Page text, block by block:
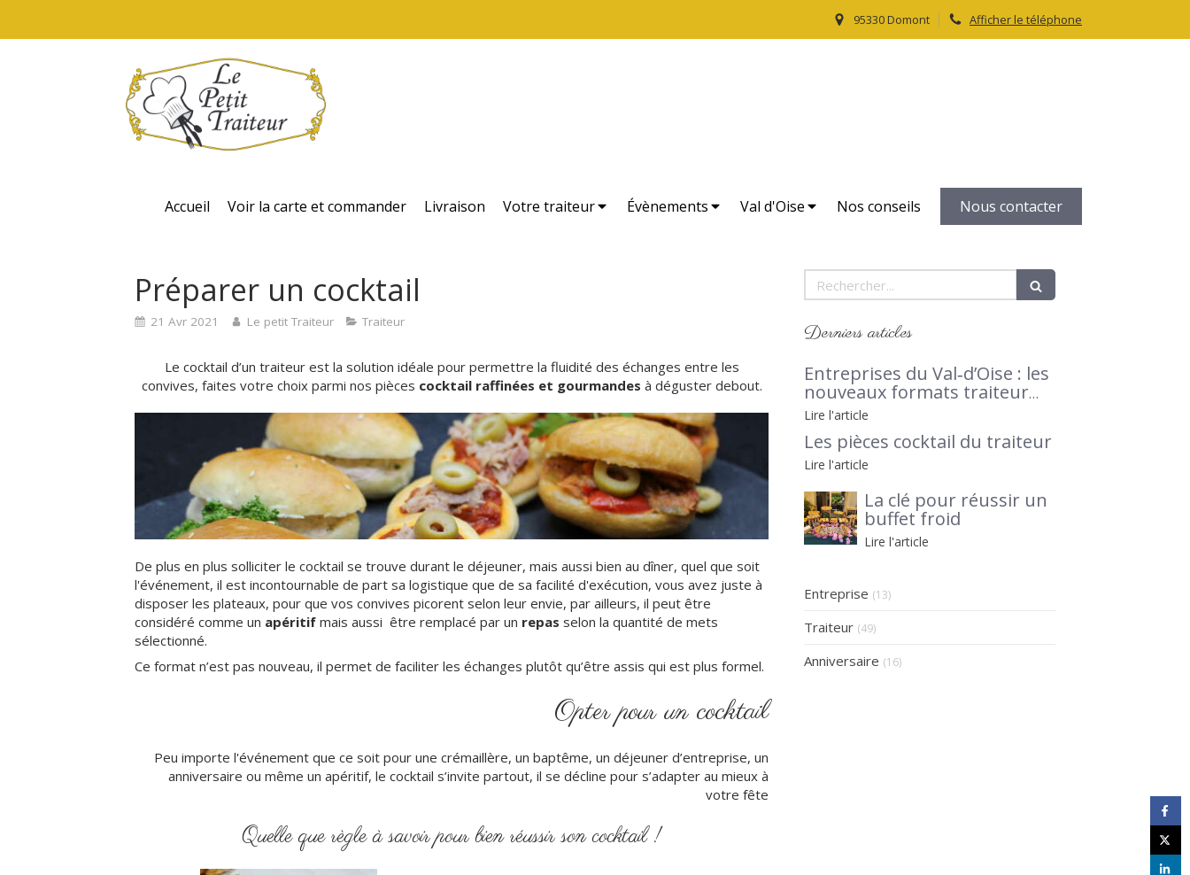
Afficher le téléphone
95330 Domont
Accueil Voir la carte et commander Livraison Votre traiteur Évènements Val d'Oise Nos conseils Nous contacter
Préparer un cocktail
21 Avr 2021 Le petit Traiteur Traiteur
Le cocktail d’un traiteur est la solution idéale pour permettre la fluidité des échanges entre les
convives, faites votre choix parmi nos pièces cocktail raffinées et gourmandes à déguster debout.
De plus en plus solliciter le cocktail se trouve durant le déjeuner, mais aussi bien au dîner, quel que soit
l'événement, il est incontournable de part sa logistique que de sa facilité d'exécution, vous avez juste à
disposer les plateaux, pour que vos convives picorent selon leur envie, par ailleurs, il peut être
considéré comme un apéritif mais aussi être remplacé par un repas selon la quantité de mets
sélectionné.
Ce format n’est pas nouveau, il permet de faciliter les échanges plutôt qu’être assis qui est plus formel.
Opter pour un cocktail
Peu importe l'événement que ce soit pour une crémaillère, un baptême, un déjeuner d’entreprise, un
anniversaire ou même un apéritif, le cocktail s’invite partout, il se décline pour s’adapter au mieux à
votre fête
Quelle que règle à savoir pour bien réussir son cocktail !
Rechercher
Derniers articles
Entreprises du Val‑d’Oise : les
nouveaux formats traiteur
pour séminaires et
afterworks, avec Le Petit
Traiteur 95 en lumière
Lire l'article
Les pièces cocktail du traiteur
Lire l'article
La clé pour réussir un
buffet froid
Lire l'article
Entreprise (13)
Traiteur (49)
Anniversaire (16)